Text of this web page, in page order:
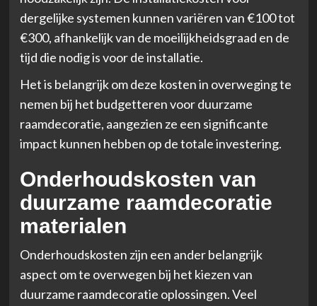
dergelijke systemen kunnen variëren van €100 tot
€300, afhankelijk van de moeilijkheidsgraad en de
tijd die nodig is voor de installatie.
Het is belangrijk om deze kosten in overweging te
nemen bij het budgetteren voor duurzame
raamdecoratie, aangezien ze een significante
impact kunnen hebben op de totale investering.
Onderhoudskosten van
duurzame raamdecoratie
materialen
Onderhoudskosten zijn een ander belangrijk
aspect om te overwegen bij het kiezen van
duurzame raamdecoratie oplossingen. Veel